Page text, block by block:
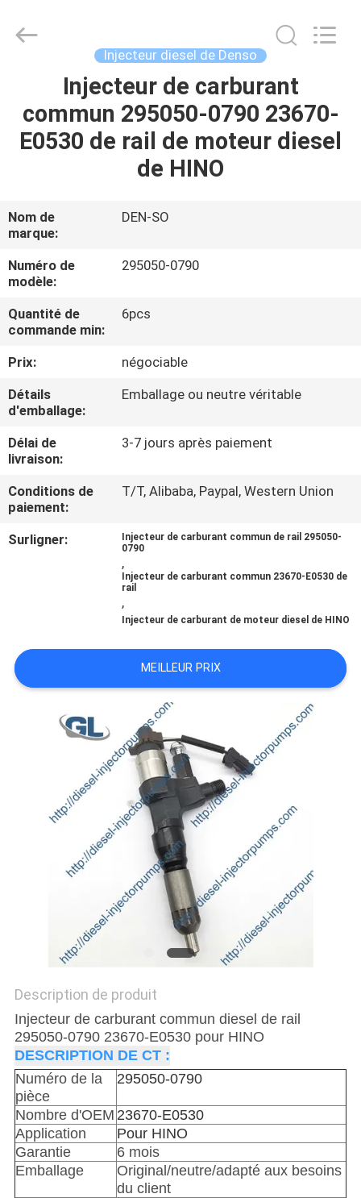
LA
MAISON
VIDÉOS
À
PROPOS
DE
DE
L'USINE
CONTRÔLE
DEMANDEZ
UN
DEVIS
POLITIQUE
CONFIDENTIALITÉ
Parts
Injecteur diesel de Denso
Injecteur de carburant
commun 295050-0790 23670-
E0530 de rail de moteur diesel
de HINO
Nom de
marque:
DEN-SO
Numéro de
modèle:
295050-0790
Quantité de
commande min:
6pcs
Prix:
négociable
Détails
d'emballage:
Emballage ou neutre véritable
Délai de
livraison:
3-7 jours après paiement
Conditions de
paiement:
T/T, Alibaba, Paypal, Western Union
Surligner:
Injecteur de carburant commun de rail 295050-
0790
,
Injecteur de carburant commun 23670-E0530 de
rail
,
Injecteur de carburant de moteur diesel de HINO
MEILLEUR PRIX
Description de produit
Injecteur de carburant commun diesel de rail
295050-0790 23670-E0530 pour HINO
DESCRIPTION DE CT :
Numéro de la
pièce
295050-0790
Nombre d'OEM 23670-E0530
Application
Pour HINO
Garantie
6 mois
Emballage
Original/neutre/adapté aux besoins
du client